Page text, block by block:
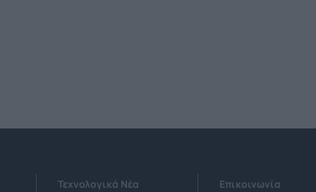
Τεχνολογικά Νέα
Επικοινωνία